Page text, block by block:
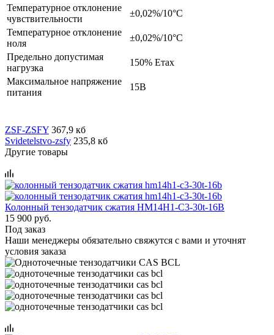
Температурное отклонение
чувствительности
±0,02%/10°С
Температурное отклонение
ноля
±0,02%/10°С
Предельно допустимая
нагрузка
150% Етах
Максимальное напряжение
питания
15В
ZSF-ZSFY 367,9 кб
Svidetelstvo-zsfy 235,8 кб
Другие товары
Колонный тензодатчик сжатия HM14H1-C3-30t-16B
15 900 руб.
Под заказ
Наши менеджеры обязательно свяжутся с вами и уточнят
условия заказа